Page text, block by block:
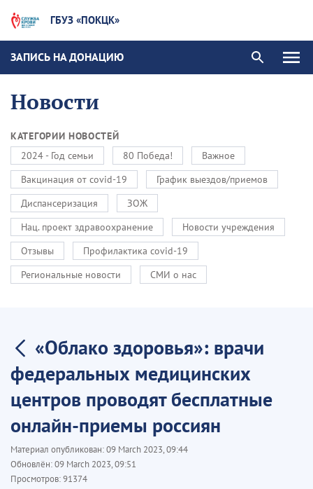
ГБУЗ «ПОКЦК»
ЗАПИСЬ НА ДОНАЦИЮ
Новости
КАТЕГОРИИ НОВОСТЕЙ
2024 - Год семьи
80 Победа!
Важное
Вакцинация от covid-19
График выездов/приемов
Диспансеризация
ЗОЖ
Нац. проект здравоохранение
Новости учреждения
Отзывы
Профилактика covid-19
Региональные новости
СМИ о нас
«Облако здоровья»: врачи
федеральных медицинских
центров проводят бесплатные
онлайн-приемы россиян
Материал опубликован:09 March 2023, 09:44
Обновлён:09 March 2023, 09:51
Просмотров:91374